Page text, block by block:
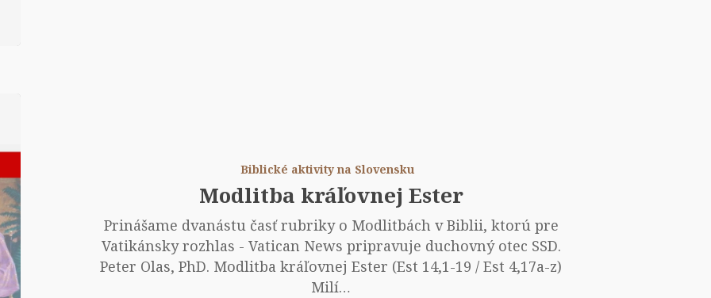
Biblické aktivity na Slovensku
Modlitba kráľovnej Ester
Prinášame dvanástu časť rubriky o Modlitbách v Biblii, ktorú pre
Vatikánsky rozhlas - Vatican News pripravuje duchovný otec SSD.
Peter Olas, PhD. Modlitba kráľovnej Ester (Est 14,1-19 / Est 4,17a-z)
Milí…